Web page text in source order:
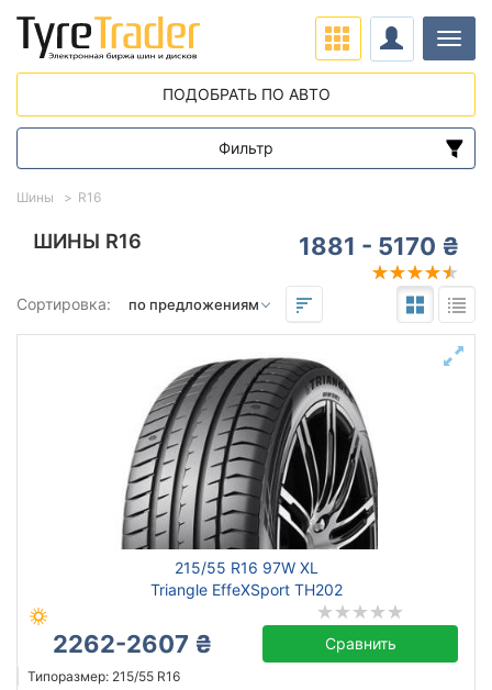
ШИНЫ R16 1881 - 5170 ₴
Сортировка:
215/55 R16 97W XL
Triangle EffeXSport TH202
2262-2607 ₴ Сравнить
Типоразмер: 215/55 R16
Шины R16
ПОДОБРАТЬ ПО АВТО
Фильтр
Диапазон цен
от
Подбор по параметрам
Triangle
Hankook
Sailun